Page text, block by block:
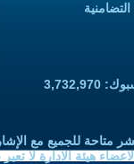
متاحة للجميع مع
هيئة الادارة لا